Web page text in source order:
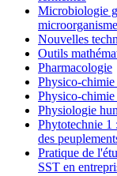
Microbiologie
Nouvelles
Outils
Pharmacologie
Physico-chimie
Physico-
Physiologie
Phytotechnie 1
des
Pratique de
SST en